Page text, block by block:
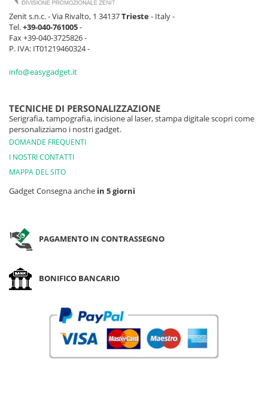
Zenit s.n.c. - Via Rivalto, 1 34137Trieste- Italy -
Tel.+39-040-761005-
Fax +39-040-3725826 -
P. IVA: IT01219460324 -
info@easygadget.it
TECNICHE DI PERSONALIZZAZIONE
Serigrafia, tampografia, incisione al laser, stampa digitale scopri come
personalizziamo i nostri gadget.
DOMANDE FREQUENTI
I NOSTRI CONTATTI
MAPPA DEL SITO
Gadget Consegna anche in 5 giorni
PAGAMENTO IN CONTRASSEGNO
BONIFICO BANCARIO